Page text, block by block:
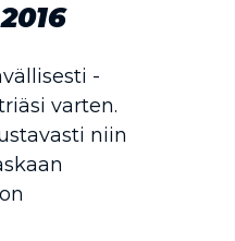
-
varten.
niin